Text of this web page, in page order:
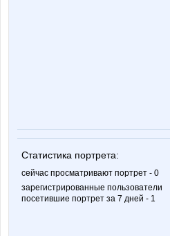
Статистика портрета:
сейчас просматривают портрет - 0
зарегистрированные пользователи
посетившие портрет за 7 дней - 1